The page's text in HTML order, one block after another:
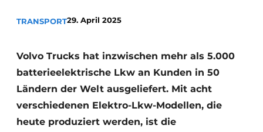
TRANSPORT29. April 2025
Volvo Trucks hat inzwischen mehr als 5.000
batterieelektrische Lkw an Kunden in 50
Ländern der Welt ausgeliefert. Mit acht
verschiedenen Elektro-Lkw-Modellen, die
heute produziert werden, ist die